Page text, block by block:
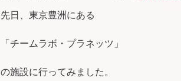
先日、東京豊洲にある
「チームラボ・プラネッツ」
の施設に行ってみました。